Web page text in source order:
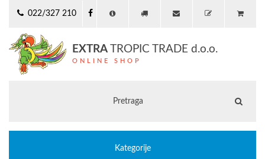
022/327 210
EXTRA TROPIC TRADE d.o.o.
ONLINE SHOP
Kategorije